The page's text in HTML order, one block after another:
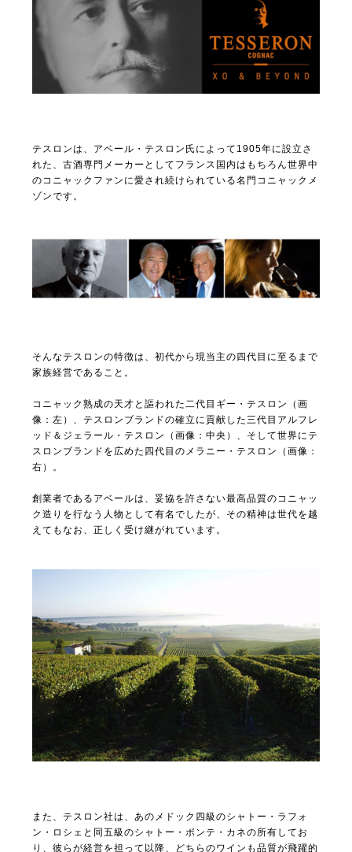
テスロンは、アベール・テスロン氏によって1905年に設立さ
れた、古酒専門メーカーとしてフランス国内はもちろん世界中
のコニャックファンに愛され続けられている名門コニャックメ
ゾンです。
そんなテスロンの特徴は、初代から現当主の四代目に至るまで
家族経営であること。
コニャック熟成の天才と謳われた二代目ギー・テスロン（画
像：左）、テスロンブランドの確立に貢献した三代目アルフレ
ッド＆ジェラール・テスロン（画像：中央）、そして世界にテ
スロンブランドを広めた四代目のメラニー・テスロン（画像：
右）。
創業者であるアベールは、妥協を許さない最高品質のコニャッ
ク造りを行なう人物として有名でしたが、その精神は世代を越
えてもなお、正しく受け継がれています。
また、テスロン社は、あのメドック四級のシャトー・ラフォ
ン・ロシェと同五級のシャトー・ポンテ・カネの所有してお
り、彼らが経営を担って以降、どちらのワインも品質が飛躍的